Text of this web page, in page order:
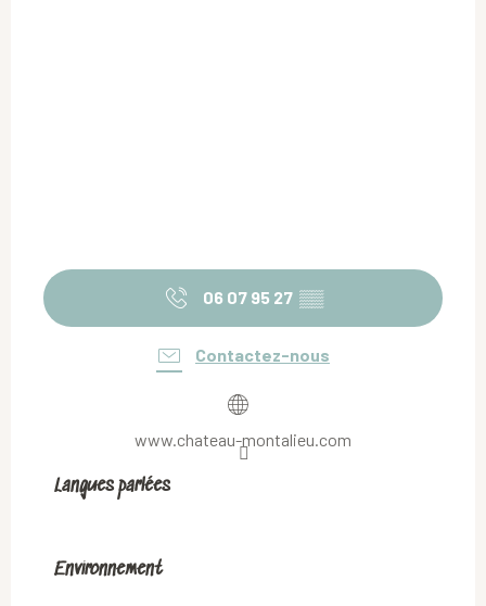
06 07 95 27 ▒▒
Contactez-nous
www.chateau-montalieu.com
Langues parlées
Langues parlées
Environnement
Environnement